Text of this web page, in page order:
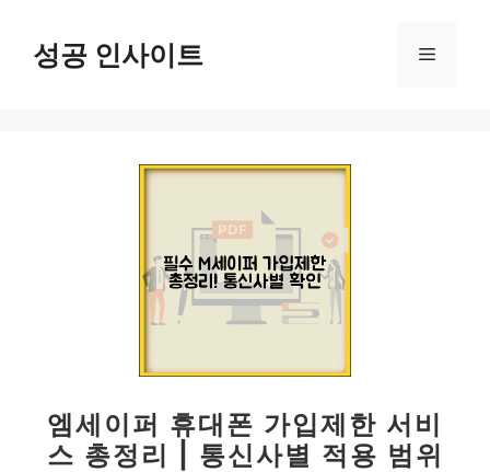
성공 인사이트 메
엠세이퍼 휴대폰 가입제한 서비
스 총정리 | 통신사별 적용 범위